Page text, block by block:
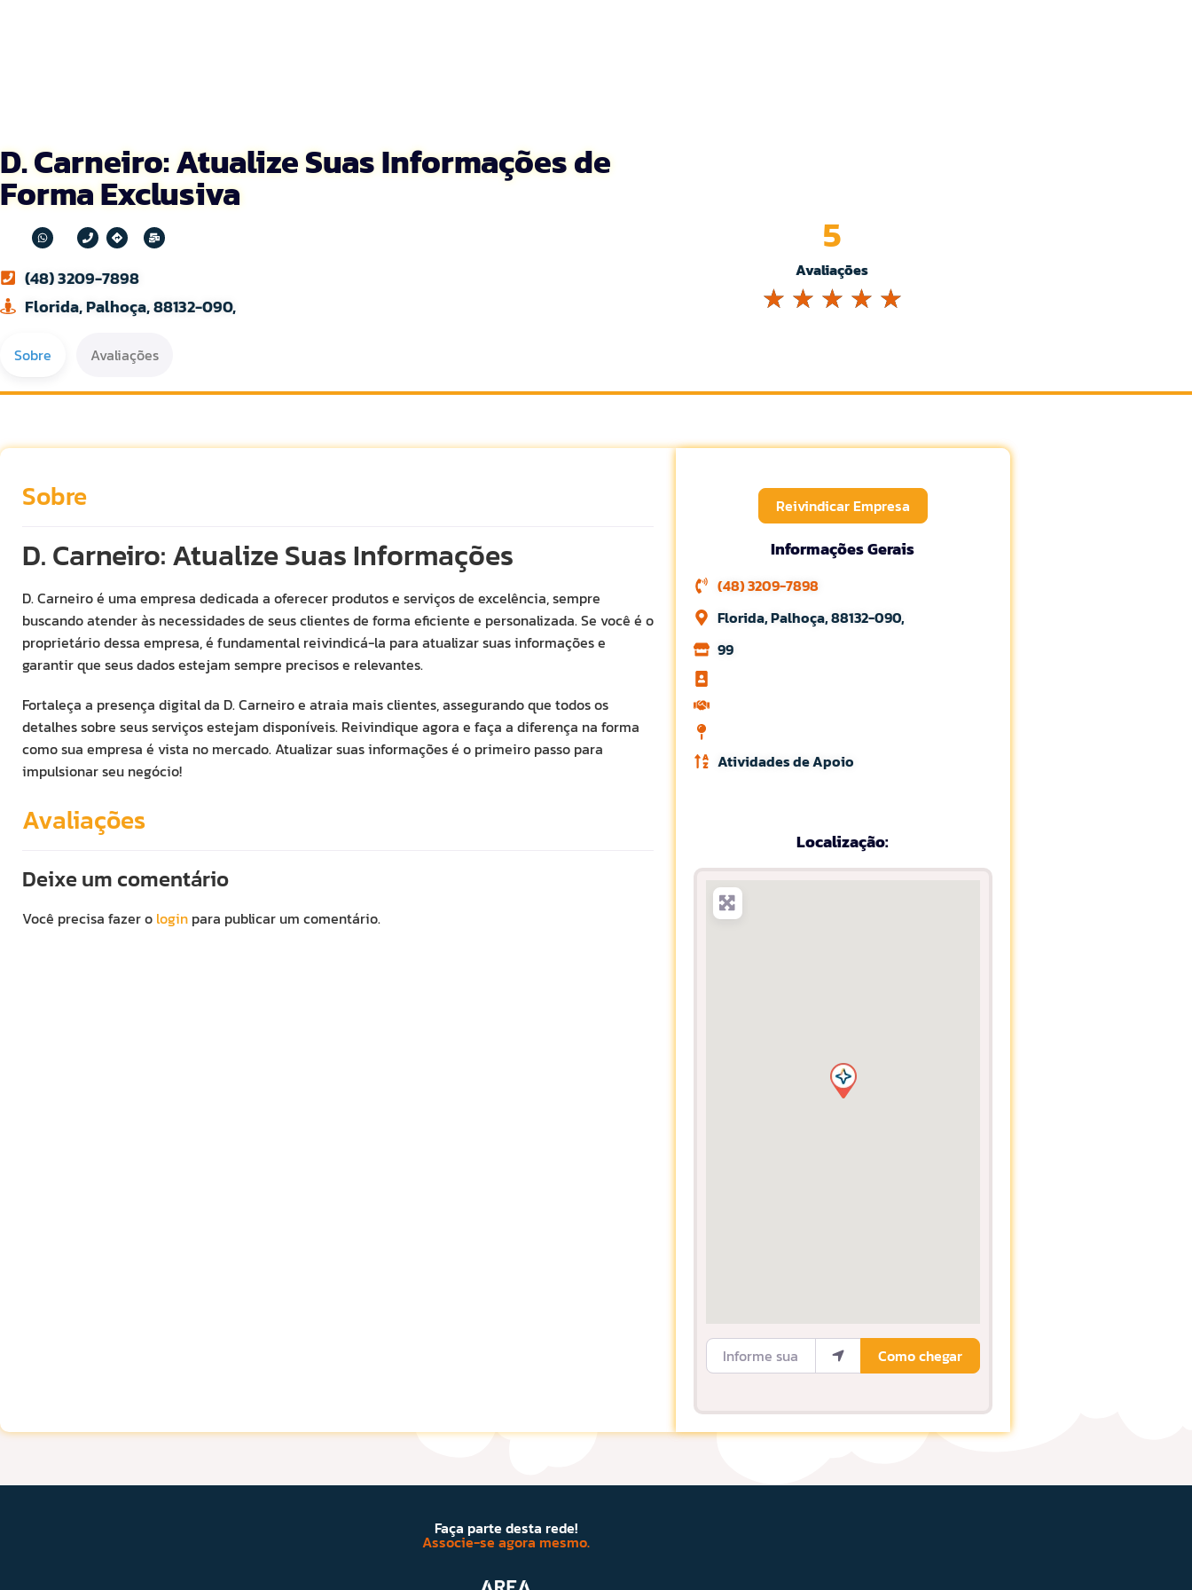
D. Carneiro: Atualize Suas Informações de
Forma Exclusiva
(48) 3209-7898
Florida, Palhoça, 88132-090,
Avaliações
5
☆ ☆ ☆ ☆ ☆
Sobre Avaliações
Sobre
D. Carneiro: Atualize Suas Informações
D. Carneiro é uma empresa dedicada a oferecer produtos e serviços de excelência, sempre
buscando atender às necessidades de seus clientes de forma eficiente e personalizada. Se você é o
proprietário dessa empresa, é fundamental reivindicá-la para atualizar suas informações e
garantir que seus dados estejam sempre precisos e relevantes.
Fortaleça a presença digital da D. Carneiro e atraia mais clientes, assegurando que todos os
detalhes sobre seus serviços estejam disponíveis. Reivindique agora e faça a diferença na forma
como sua empresa é vista no mercado. Atualizar suas informações é o primeiro passo para
impulsionar seu negócio!
Avaliações
Deixe um comentário
Você precisa fazer o login para publicar um comentário.
Reivindicar Empresa
Informações Gerais
(48) 3209-7898
Florida, Palhoça, 88132-090,
99
Atividades de Apoio
Localização:
Informe sua Localização
Como chegar
Faça parte desta rede!
Associe-se agora mesmo.